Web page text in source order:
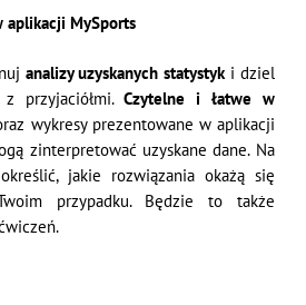
aplikacji MySports
analizy uzyskanych statystyki dziel
z przyjaciółmi.Czytelne i łatwe w
wykresy prezentowane w aplikacji
zinterpretować uzyskane dane. Na
jakie rozwiązania okażą się
przypadku. Będzie to także